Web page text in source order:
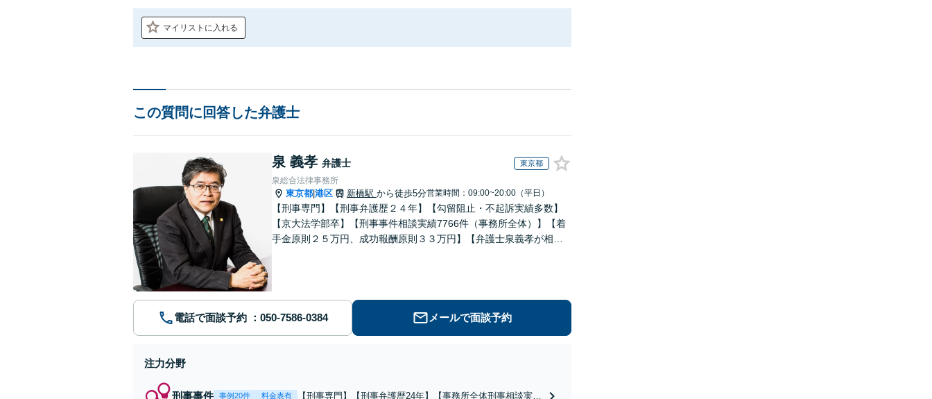
マイリストに入れる
この質問に回答した弁護士
泉 義孝 弁護士 東京都
泉総合法律事務所
東京都 港区 新橋駅 から徒歩5分営業時間：09:00~20:00（平日）
【刑事専門】【刑事弁護歴２４年】【勾留阻止・不起訴実績多数】
【京大法学部卒】【刑事事件相談実績7766件（事務所全体）】【着
手金原則２５万円、成功報酬原則３３万円】【弁護士泉義孝が相
電話で面談予約 メールで面談予約
注力分野
刑事事件 事例20件 料金表有 【刑事専門】【刑事弁護歴24年】【事務所全体刑事相談実績